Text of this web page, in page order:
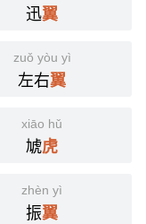
迅翼
zuǒ yòu yì
左右翼
xiāo hǔ
虓虎
zhèn yì
振翼